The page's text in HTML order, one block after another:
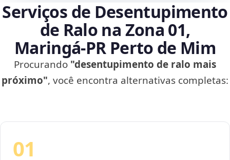
Serviços de Desentupimento
de Ralo na Zona 01,
Maringá‑PR Perto de Mim
Procurando "desentupimento de ralo mais
próximo", você encontra alternativas completas:
01